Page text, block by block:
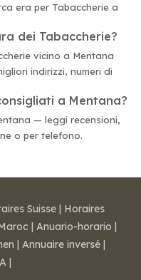
era per Tabaccherie a
dei Tabaccherie?
vicino a Mentana
indirizzi, numeri di
a Mentana?
— leggi recensioni,
o per telefono.
Suisse | Horaires
| Anuario-horario |
| Annuaire inversé |
|